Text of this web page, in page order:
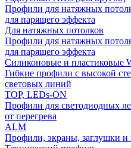
Профили для натяжных
для парящего эффекта
Для натяжных потолков
Профили для натяжных
для парящего эффекта
Силиконовые и пластиковые
Гибкие профили с высокой
световых линий
TOP, LEDs-ON
Профили для светодиодных
от перегрева
ALM
Профили, экраны, заглушки и